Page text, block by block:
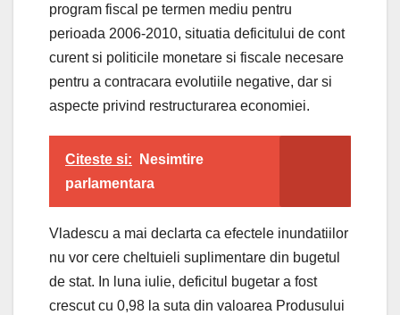
program fiscal pe termen mediu pentru
perioada 2006-2010, situatia deficitului de cont
curent si politicile monetare si fiscale necesare
pentru a contracara evolutiile negative, dar si
aspecte privind restructurarea economiei.
Citeste si:
Nesimtire
parlamentara
Vladescu a mai declarta ca efectele inundatiilor
nu vor cere cheltuieli suplimentare din bugetul
de stat. In luna iulie, deficitul bugetar a fost
crescut cu 0,98 la suta din valoarea Produsului